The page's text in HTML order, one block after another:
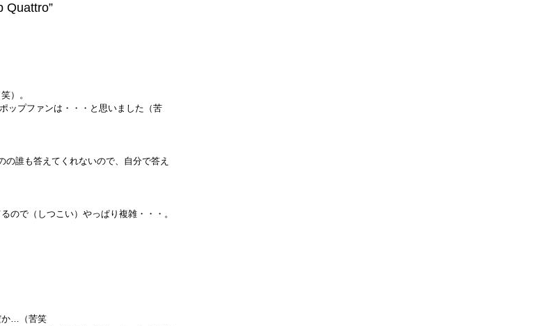
Quattro”
）。
ップファンは・・・と思いました（苦
誰も答えてくれないので、自分で答え
ので（しつこい）やっぱり複雑・・・。
か…（苦笑